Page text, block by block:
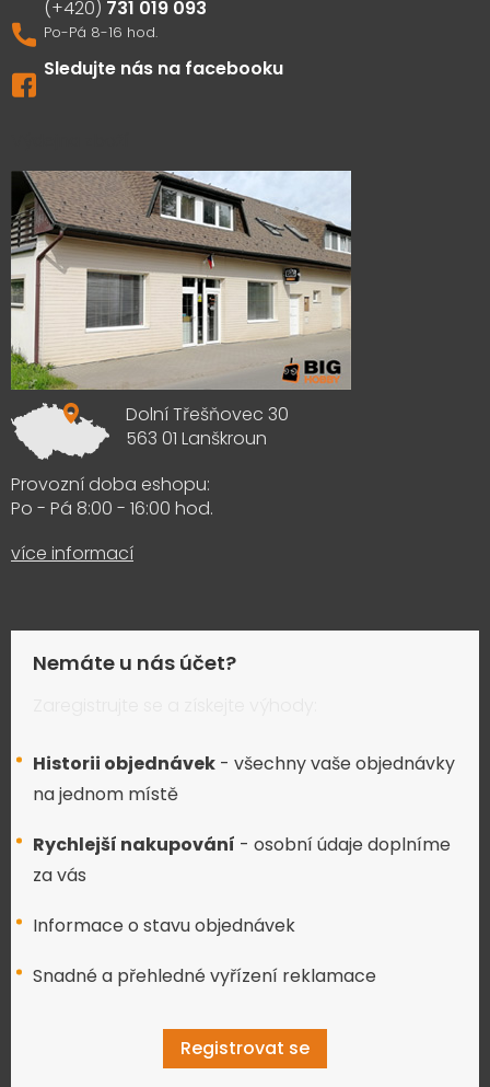
731 019 093
Sledujte nás na facebooku
Dolní Třešňovec 30
563 01 Lanškroun
Provozní doba eshopu:
Po - Pá 8:00 - 16:00 hod.
více informací
Nemáte u nás účet?
Historii objednávek - všechny vaše objednávky
na jednom místě
Rychlejší nakupování - osobní údaje doplníme
za vás
Informace o stavu objednávek
Snadné a přehledné vyřízení reklamace
Registrovat se